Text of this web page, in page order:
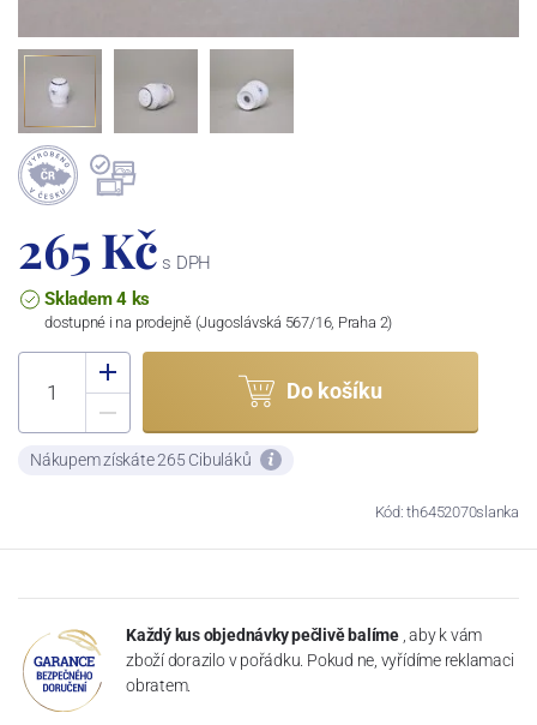
265 Kč s DPH
Skladem 4 ks
dostupné i na prodejně (Jugoslávská 567/16, Praha 2)
Do košíku
Nákupem získáte 265 Cibuláků
Kód: th6452070slanka
Každý kus objednávky pečlivě balíme , aby k vám
zboží dorazilo v pořádku. Pokud ne, vyřídíme reklamaci
obratem.